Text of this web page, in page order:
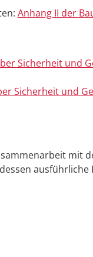
Anhang II der
Sicherheit und
Sicherheit und
mit
ausführliche